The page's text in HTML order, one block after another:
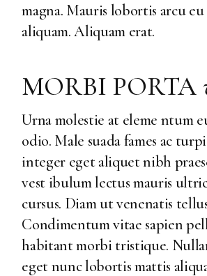
magna. Mauris lobortis arcu
aliquam. Aliquam erat.
MORBI PORTA
Urna molestie at eleme ntum
odio. Male suada fames ac
integer eget aliquet nibh
vest ibulum lectus mauris
cursus. Diam ut venenatis
Condimentum vitae sapien
habitant morbi tristique.
eget nunc lobortis mattis